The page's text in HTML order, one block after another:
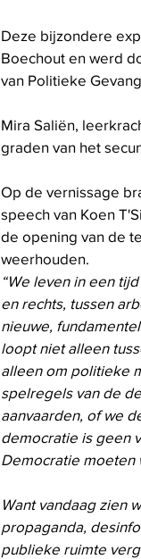
Deze bijzondere
Boechout en werd
van Politieke
Mira Saliën,
graden van het
Op de vernissage
speech van Koen
de opening van de
weerhouden.
“We leven in een
en rechts, tussen
nieuwe,
loopt niet alleen
alleen om politieke
spelregels van de
aanvaarden, of we
democratie is geen
Democratie moeten
Want vandaag zien
propaganda,
publieke ruimte